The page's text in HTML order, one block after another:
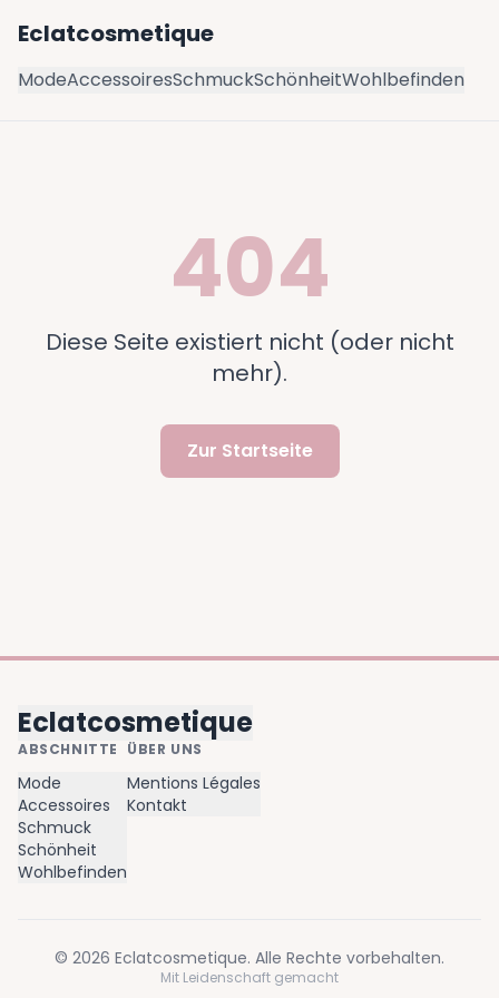
Eclatcosmetique
ModeAccessoiresSchmuckSchönheitWohlbefinden
404
Diese Seite existiert nicht (oder nicht
mehr).
Zur Startseite
Eclatcosmetique
ABSCHNITTE
Mode
Accessoires
Schmuck
Schönheit
Wohlbefinden
ÜBER UNS
Mentions Légales
Kontakt
© 2026 Eclatcosmetique. Alle Rechte vorbehalten.
Mit Leidenschaft gemacht